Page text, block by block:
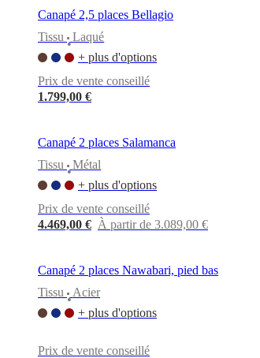
échantillons
gratuitsTrouver
magasin
À
propos
BoConceptValeurs
Savoir-
Rencontre
designersPersonnalisationCarrièresStandards
d’accessibilité Devenir
franchiséProfessionalsTrade
ProgramProjectsArticles
Canapé 2,5 places Bellagio
Tissu
•
Laqué
+ plus d'options
Prix de vente conseillé
1.799,00 €
Canapé 2 places Salamanca
Tissu
•
Métal
+ plus d'options
Prix de vente conseillé
4.469,00 € À partir de 3.089,00 €
Canapé 2 places Nawabari, pied bas
Tissu
•
Acier
+ plus d'options
Prix de vente conseillé